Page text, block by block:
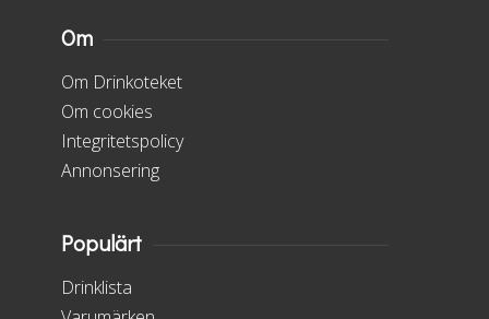
Om
Om Drinkoteket
Om cookies
Integritetspolicy
Annonsering
Populärt
Drinklista